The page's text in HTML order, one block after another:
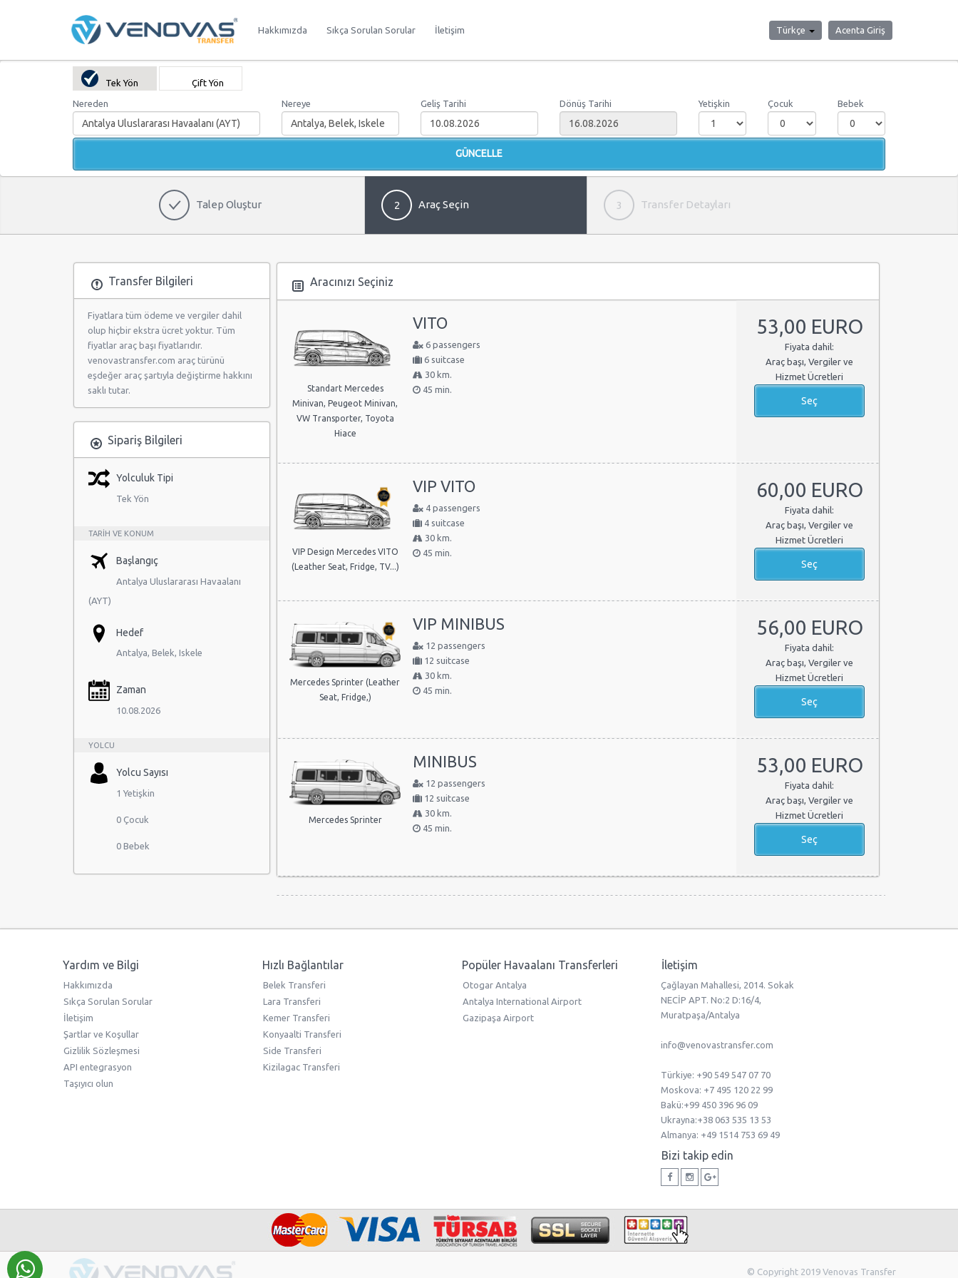
Hakkımızda Sıkça Sorulan Sorular İletişim Acenta Giriş
Türkçe
Tek Yön Çift Yön
Nereden Nereye Geliş Tarihi Dönüş Tarihi Yetişkin Çocuk Bebek
Talep Oluştur 2 Araç Seçin 3 Transfer Detayları
Transfer Bilgileri
Fiyatlara tüm ödeme ve vergiler dahil
olup hiçbir ekstra ücret yoktur. Tüm
fiyatlar araç başı fiyatlarıdır.
venovastransfer.com araç türünü
eşdeğer araç şartıyla değiştirme hakkını
saklı tutar.
Sipariş Bilgileri
Yolculuk Tipi
Tek Yön
TARIH VE KONUM
Başlangıç
Antalya Uluslararası Havaalanı
(AYT)
Hedef
Antalya, Belek, Iskele
Zaman
10.08.2026
YOLCU
Yolcu Sayısı
1 Yetişkin
0 Çocuk
0 Bebek
Aracınızı Seçiniz
Standart Mercedes
Minivan, Peugeot Minivan,
VW Transporter, Toyota
Hiace
VITO
6 passengers
6 suitcase
30 km.
45 min.
53,00 EURO
Fiyata dahil:
Araç başı, Vergiler ve
Hizmet Ücretleri
VIP Design Mercedes VITO
(Leather Seat, Fridge, TV...)
VIP VITO
4 passengers
4 suitcase
30 km.
45 min.
60,00 EURO
Fiyata dahil:
Araç başı, Vergiler ve
Hizmet Ücretleri
Mercedes Sprinter (Leather
Seat, Fridge,)
VIP MINIBUS
12 passengers
12 suitcase
30 km.
45 min.
56,00 EURO
Fiyata dahil:
Araç başı, Vergiler ve
Hizmet Ücretleri
Mercedes Sprinter
MINIBUS
12 passengers
12 suitcase
30 km.
45 min.
53,00 EURO
Fiyata dahil:
Araç başı, Vergiler ve
Hizmet Ücretleri
Yardım ve Bilgi
Hakkımızda
Sıkça Sorulan Sorular
İletişim
Şartlar ve Koşullar
Gizlilik Sözleşmesi
API entegrasyon
Taşıyıcı olun
Hızlı Bağlantılar
Belek Transferi
Lara Transferi
Kemer Transferi
Konyaalti Transferi
Side Transferi
Kizilagac Transferi
Popüler Havaalanı Transferleri
Otogar Antalya
Antalya International Airport
Gazipaşa Airport
İletişim
Çağlayan Mahallesi, 2014. Sokak
NECİP APT. No:2 D:16/4,
Muratpaşa/Antalya
info@venovastransfer.com
Türkiye: +90 549 547 07 70
Moskova: +7 495 120 22 99
Bakü:+99 450 396 96 09
Ukrayna:+38 063 535 13 53
Almanya: +49 1514 753 69 49
Bizi takip edin
© Copyright 2019 Venovas Transfer